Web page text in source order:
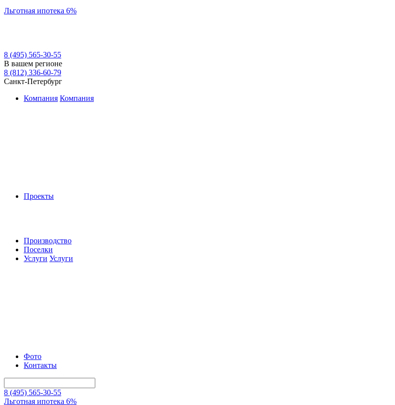
Льготная ипотека 6%
8 (495) 565-30-55
В вашем регионе
8 (812) 336-60-79
Санкт-Петербург
Компания Компания
Проекты
Производство
Поселки
Услуги Услуги
Фото
Контакты
8 (495) 565-30-55
Льготная ипотека 6%